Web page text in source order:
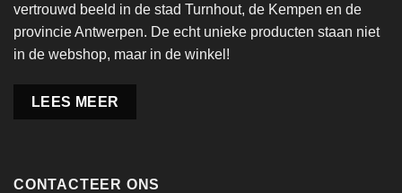
vertrouwd beeld in de stad Turnhout, de Kempen en de
provincie Antwerpen. De echt unieke producten staan niet
in de webshop, maar in de winkel!
LEES MEER
CONTACTEER ONS